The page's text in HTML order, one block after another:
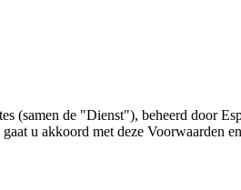
(samen de "Dienst"), beheerd door
u akkoord met deze Voorwaarden